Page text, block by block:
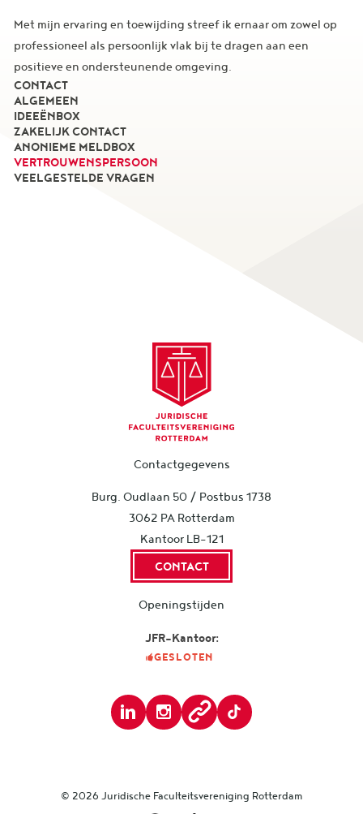
Met mijn ervaring en toewijding streef ik ernaar om zowel op
professioneel als persoonlijk vlak bij te dragen aan een
positieve en ondersteunende omgeving.
CONTACT
ALGEMEEN
IDEEËNBOX
ZAKELIJK CONTACT
ANONIEME MELDBOX
VERTROUWENSPERSOON
VEELGESTELDE VRAGEN
Contactgegevens
Burg. Oudlaan 50 / Postbus 1738
3062 PA Rotterdam
Kantoor LB-121
CONTACT
Openingstijden
JFR-Kantoor:
GESLOTEN
© 2026 Juridische Faculteitsvereniging Rotterdam